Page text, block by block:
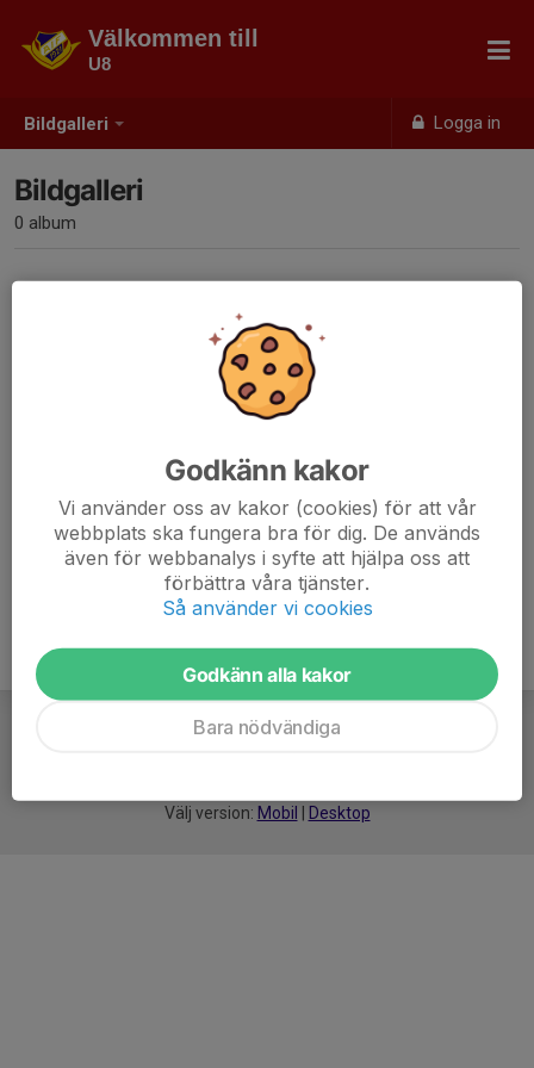
Bildgalleri Logga in
Välkommen till
U8
Bildgalleri
0 album
Inga album skapade
Välj version: Mobil Desktop
Godkänn kakor
Vi använder oss av kakor (cookies) för att vår
webbplats ska fungera bra för dig. De används
även för webbanalys i syfte att hjälpa oss att
förbättra våra tjänster.
Så använder vi cookies
Godkänn alla kakor
Bara nödvändiga